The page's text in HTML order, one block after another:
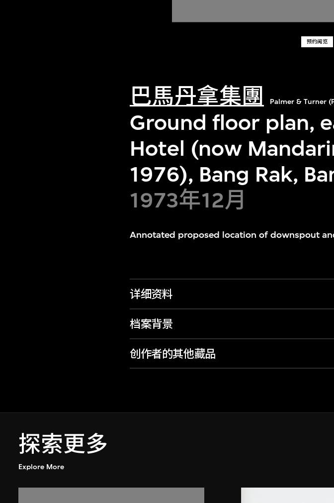
预约阅览
巴馬丹拿集團 Palmer & Turner
Ground floor plan,
Hotel (now
1976), Bang Rak,
1973年12月
Annotated proposed location of downspout
详细资料
档案背景
创作者的其他藏品
探索更多
Explore More